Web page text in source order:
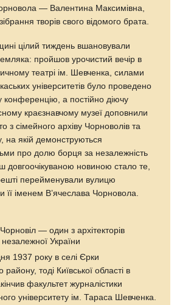
— Валентина Максимівна,
творів свого відомого брата.
цілий тиждень вшановували
пройшов урочистий вечір в
театрі ім. Шевченка, силами
університетів було проведено
конференцію, а постійно діючу
краєзнавчому музеї доповнили
з сімейного архіву Чорноволів та
на якій демонструються
про долю борця за незалежність
довгоочікуваною новиною стало те,
перейменували вулицю
її іменем В’ячеслава Чорновола.
— один з архітекторів
незалежної України
1937 року в селі Єрки
району, тоді Київської області в
факультет журналістики
університету ім. Тараса Шевченка.